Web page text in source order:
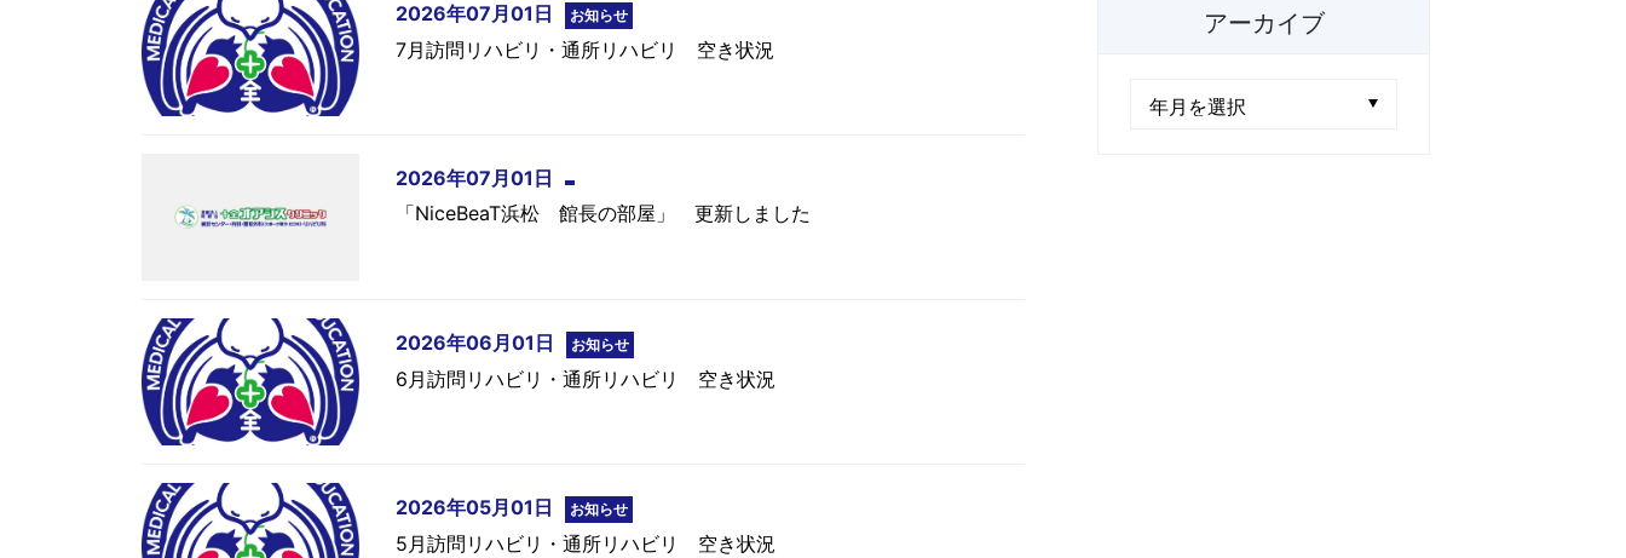
2026年07月01日 お知らせ
7月訪問リハビリ・通所リハビリ 空き状況
2026年07月01日
「NiceBeaT浜松 館長の部屋」 更新しました
2026年06月01日 お知らせ
6月訪問リハビリ・通所リハビリ 空き状況
2026年05月01日 お知らせ
5月訪問リハビリ・通所リハビリ 空き状況
アーカイブ